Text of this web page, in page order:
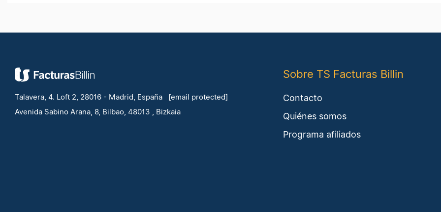
Talavera, 4. Loft 2, 28016 - Madrid, España
[email protected]
Avenida Sabino Arana, 8, Bilbao, 48013 , Bizkaia
Sobre TS Facturas Billin
Contacto
Quiénes somos
Programa afiliados